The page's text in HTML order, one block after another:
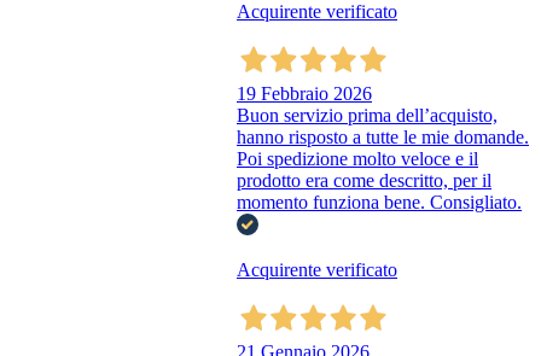
Acquirente verificato
19 Febbraio 2026
Buon servizio prima dell’acquisto,
hanno risposto a tutte le mie domande.
Poi spedizione molto veloce e il
prodotto era come descritto, per il
momento funziona bene. Consigliato.
Acquirente verificato